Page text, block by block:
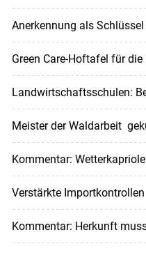
Anerkennung als
Green Care-Hoftafel für die
Landwirtschaftsschulen:
Meister der Waldarbeit
Kommentar:
Verstärkte Importkontrollen
Kommentar: Herkunft